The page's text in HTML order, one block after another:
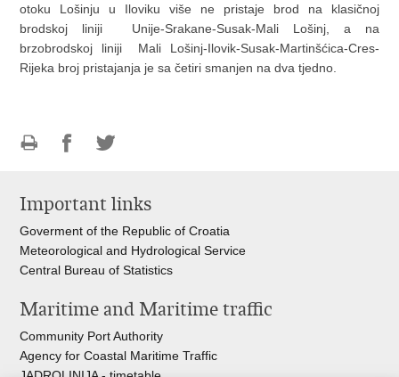
otoku Lošinju u Iloviku više ne pristaje brod na klasičnoj
brodskoj liniji Unije-Srakane-Susak-Mali Lošinj, a na
brzobrodskoj liniji Mali Lošinj-Ilovik-Susak-Martinšćica-Cres-
Rijeka broj pristajanja je sa četiri smanjen na dva tjedno.
page
FacebookTwitteru
Important links
Goverment of the Republic of Croatia
Meteorological and Hydrological Service
Central Bureau of Statistics
Maritime and Maritime traffic
Community Port Authority
Agency for Coastal Maritime Traffic